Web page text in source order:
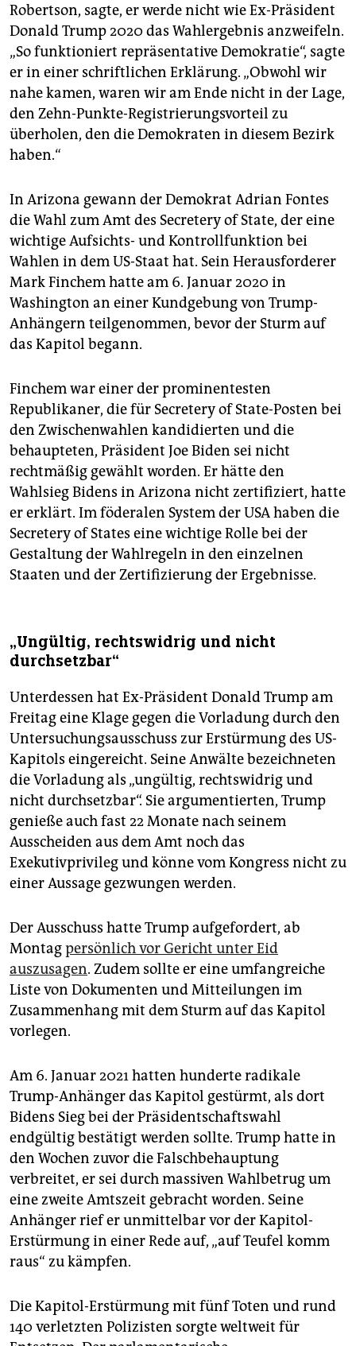
Robertson, sagte, er werde nicht wie Ex-Präsident
Donald Trump 2020 das Wahlergebnis anzweifeln.
„So funktioniert repräsentative Demokratie“, sagte
er in einer schriftlichen Erklärung. „Obwohl wir
nahe kamen, waren wir am Ende nicht in der Lage,
den Zehn-Punkte-Registrierungsvorteil zu
überholen, den die Demokraten in diesem Bezirk
haben.“
In Arizona gewann der Demokrat Adrian Fontes
die Wahl zum Amt des Secretery of State, der eine
wichtige Aufsichts- und Kontrollfunktion bei
Wahlen in dem US-Staat hat. Sein Herausforderer
Mark Finchem hatte am 6. Januar 2020 in
Washington an einer Kundgebung von Trump-
Anhängern teilgenommen, bevor der Sturm auf
das Kapitol begann.
Finchem war einer der prominentesten
Republikaner, die für Secretery of State-Posten bei
den Zwischenwahlen kandidierten und die
behaupteten, Präsident Joe Biden sei nicht
rechtmäßig gewählt worden. Er hätte den
Wahlsieg Bidens in Arizona nicht zertifiziert, hatte
er erklärt. Im föderalen System der USA haben die
Secretery of States eine wichtige Rolle bei der
Gestaltung der Wahlregeln in den einzelnen
Staaten und der Zertifizierung der Ergebnisse.
„Ungültig, rechtswidrig und nicht
durchsetzbar“
Unterdessen hat Ex-Präsident Donald Trump am
Freitag eine Klage gegen die Vorladung durch den
Untersuchungsausschuss zur Erstürmung des US-
Kapitols eingereicht. Seine Anwälte bezeichneten
die Vorladung als „ungültig, rechtswidrig und
nicht durchsetzbar“. Sie argumentierten, Trump
genieße auch fast 22 Monate nach seinem
Ausscheiden aus dem Amt noch das
Exekutivprivileg und könne vom Kongress nicht zu
einer Aussage gezwungen werden.
Der Ausschuss hatte Trump aufgefordert, ab
Montagpersönlich vor Gericht unter Eid
auszusagen. Zudem sollte er eine umfangreiche
Liste von Dokumenten und Mitteilungen im
Zusammenhang mit dem Sturm auf das Kapitol
vorlegen.
Am 6. Januar 2021 hatten hunderte radikale
Trump-Anhänger das Kapitol gestürmt, als dort
Bidens Sieg bei der Präsidentschaftswahl
endgültig bestätigt werden sollte. Trump hatte in
den Wochen zuvor die Falschbehauptung
verbreitet, er sei durch massiven Wahlbetrug um
eine zweite Amtszeit gebracht worden. Seine
Anhänger rief er unmittelbar vor der Kapitol-
Erstürmung in einer Rede auf, „auf Teufel komm
raus“ zu kämpfen.
Die Kapitol-Erstürmung mit fünf Toten und rund
140 verletzten Polizisten sorgte weltweit für